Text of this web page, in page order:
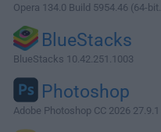
Opera 134.0 Build 5954.46 (64-
BlueStacks
BlueStacks 10.42.251.1003
Photoshop
Adobe Photoshop CC 2026 27.9.1